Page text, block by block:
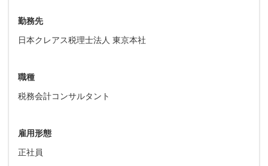
勤務先
日本クレアス税理士法人 東京本社
職種
税務会計コンサルタント
雇用形態
正社員